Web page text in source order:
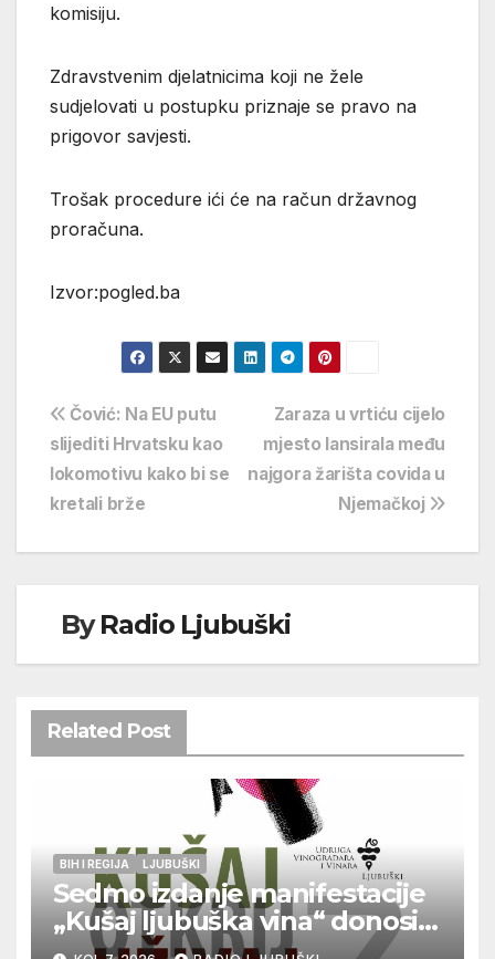
komisiju.
Zdravstvenim djelatnicima koji ne žele
sudjelovati u postupku priznaje se pravo na
prigovor savjesti.
Trošak procedure ići će na račun državnog
proračuna.
Izvor:pogled.ba
Navigacija
objava
Zaraza u vrtiću cijelo
mjesto lansirala među
najgora žarišta covida u
Njemačkoj
Čović: Na EU putu
slijediti Hrvatsku kao
lokomotivu kako bi se
kretali brže
ByRadio Ljubuški
Related Post
BIH I REGIJA LJUBUŠKI
Sedmo izdanje manifestacije
„Kušaj ljubuška vina“ donosi
vrhunska vina, gastronomiju i